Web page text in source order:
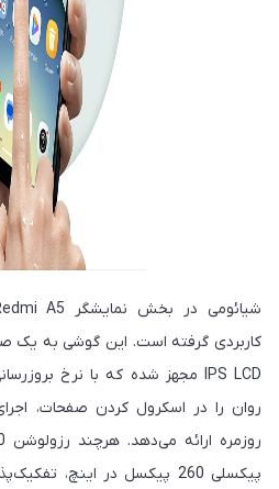
روان را در اسکرول کردن صفحات،
پیکسلی 260 پیکسل در اینچ،